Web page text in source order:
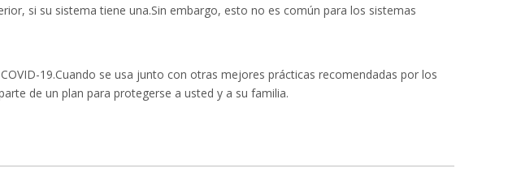
si su sistema tiene una.Sin embargo, esto no es común para los sistemas
19.Cuando se usa junto con otras mejores prácticas recomendadas por los
de un plan para protegerse a usted y a su familia.